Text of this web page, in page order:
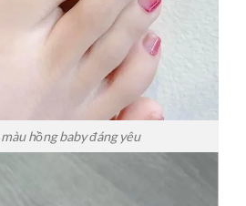
hồng baby đáng yêu